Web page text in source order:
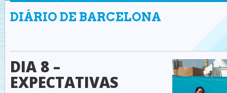
DIÁRIO DE BARCELONA
DIA 8 –
EXPECTATIVAS